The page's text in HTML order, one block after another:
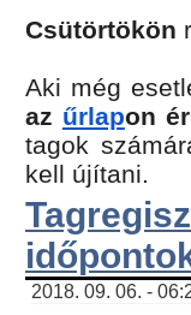
Csütörtökön
Aki még
az űrlapon
tagok
kell újítani.
2018. 09. 06. -